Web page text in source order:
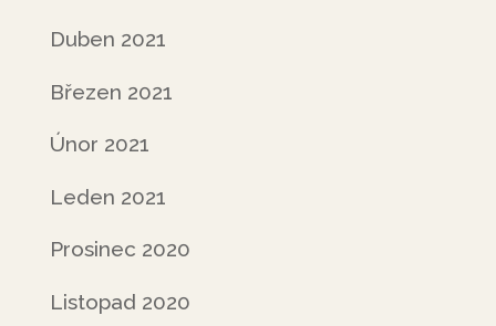
Duben 2021
Březen 2021
Únor 2021
Leden 2021
Prosinec 2020
Listopad 2020